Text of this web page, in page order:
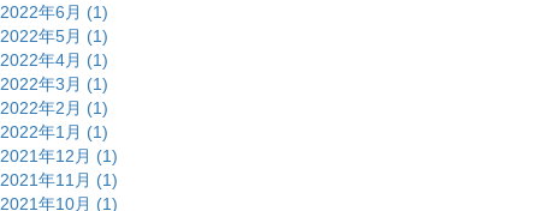
2022年6月 (1)
2022年5月 (1)
2022年4月 (1)
2022年3月 (1)
2022年2月 (1)
2022年1月 (1)
2021年12月 (1)
2021年11月 (1)
2021年10月 (1)